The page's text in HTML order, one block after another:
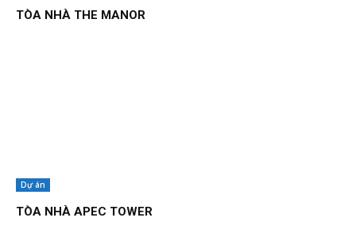
TÒA NHÀ THE MANOR
Dự án
TÒA NHÀ APEC TOWER